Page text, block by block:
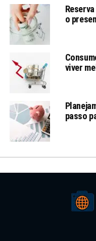
o
viver
passo